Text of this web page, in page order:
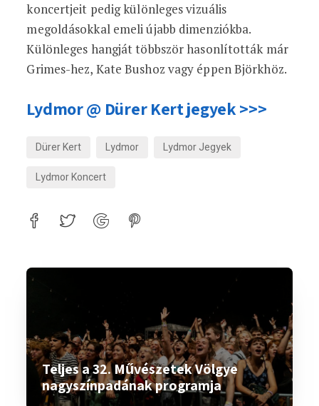
koncertjeit pedig különleges vizuális
megoldásokkal emeli újabb dimenziókba.
Különleges hangját többször hasonlították már
Grimes-hez, Kate Bushoz vagy éppen Björkhöz.
Lydmor @ Dürer Kert jegyek >>>
Dürer Kert Lydmor
Lydmor Jegyek
Lydmor Koncert
Teljes a 32. Művészetek Völgye
nagyszínpadának programja